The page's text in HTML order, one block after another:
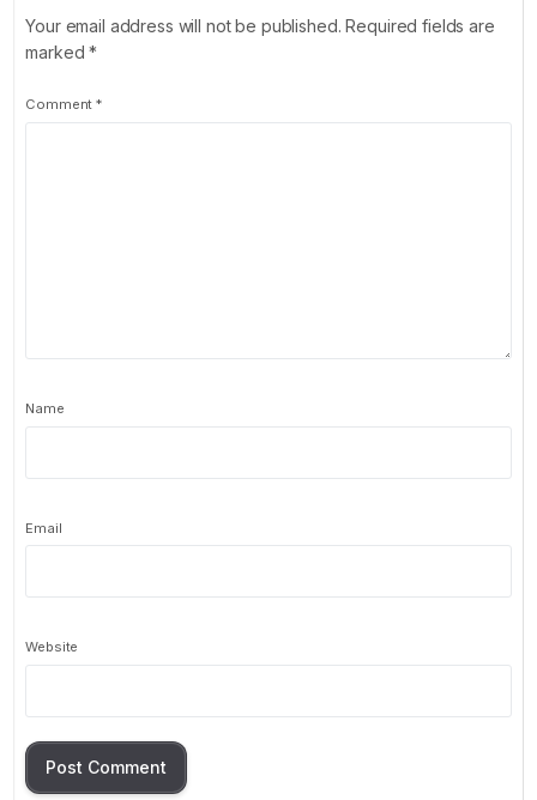
Your email address will not be published. Required fields are
marked*
Comment*
Name
Email
Website